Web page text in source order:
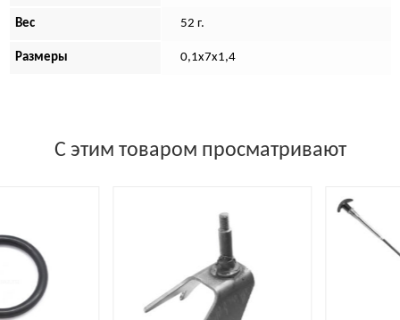
Вес 52 г.
Размеры 0,1х7х1,4
С этим товаром просматривают